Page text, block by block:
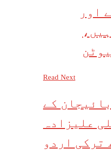
اور
Read Next
کے
علیزادہ
ترکی اردو